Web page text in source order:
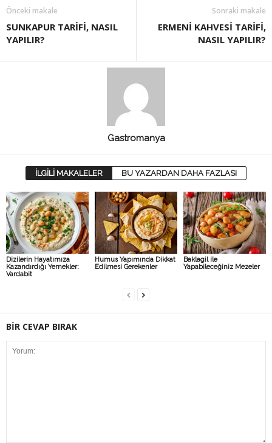
Önceki makale
SUNKAPUR TARİFİ, NASIL
YAPILIR?
Sonraki makale
ERMENİ KAHVESİ TARİFİ,
NASIL YAPILIR?
Gastromanya
İLGİLİ MAKALELER BU YAZARDAN DAHA FAZLASI
Dizilerin Hayatımıza
Kazandırdığı Yemekler:
Vardabit
Humus Yapımında Dikkat
Edilmesi Gerekenler
Baklagil ile
Yapabileceğiniz Mezeler
BİR CEVAP BIRAK